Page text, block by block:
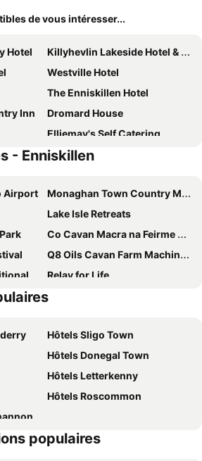
de vous intéresser...
Hotel
Killyhevlin Lakeside Hotel & Lodges
Westville Hotel
The Enniskillen Hotel
Inn
Dromard House
Elliemay's Self Catering
Elements Lodges
Mullans Bay - The Gatehouse
Bay
Castle Irvine Estate
Clogher Valley Golf Club
- Enniskillen
Airport
Monaghan Town Country Music Festival
Lake Isle Retreats
Co Cavan Macra na Feirme Reunion
Q8 Oils Cavan Farm Machinery Show
Festival
Relay for Life
and Walk
Donegal Live
Hôtels Sligo Town
Hôtels Donegal Town
Hôtels Letterkenny
Hôtels Roscommon
populaires